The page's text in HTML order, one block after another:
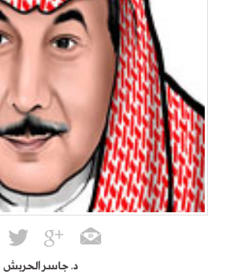
د. جاسر الحربش